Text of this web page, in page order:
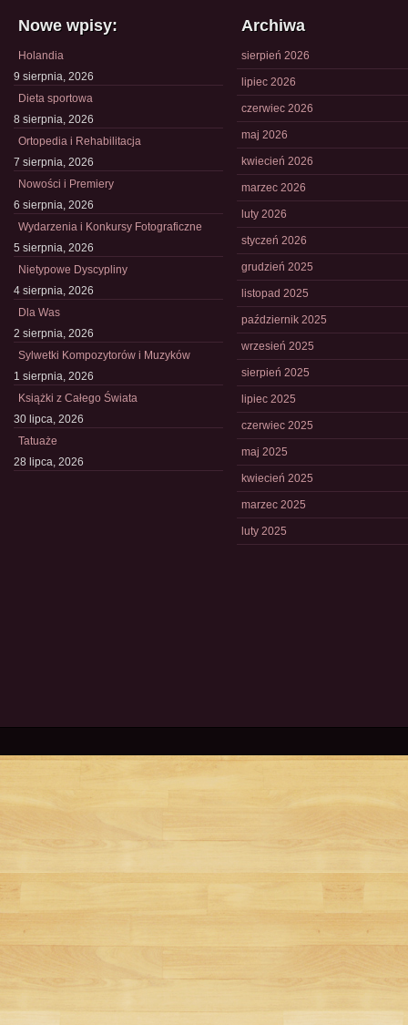
Nowe wpisy:
Holandia
9 sierpnia, 2026
Dieta sportowa
8 sierpnia, 2026
Ortopedia i Rehabilitacja
7 sierpnia, 2026
Nowości i Premiery
6 sierpnia, 2026
Wydarzenia i Konkursy Fotograficzne
5 sierpnia, 2026
Nietypowe Dyscypliny
4 sierpnia, 2026
Dla Was
2 sierpnia, 2026
Sylwetki Kompozytorów i Muzyków
1 sierpnia, 2026
Książki z Całego Świata
30 lipca, 2026
Tatuaże
28 lipca, 2026
Archiwa
sierpień 2026
lipiec 2026
czerwiec 2026
maj 2026
kwiecień 2026
marzec 2026
luty 2026
styczeń 2026
grudzień 2025
listopad 2025
październik 2025
wrzesień 2025
sierpień 2025
lipiec 2025
czerwiec 2025
maj 2025
kwiecień 2025
marzec 2025
luty 2025